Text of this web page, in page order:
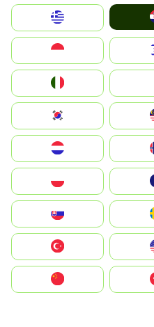
Magyarország
South Korea
United States
中國香港特別行政區